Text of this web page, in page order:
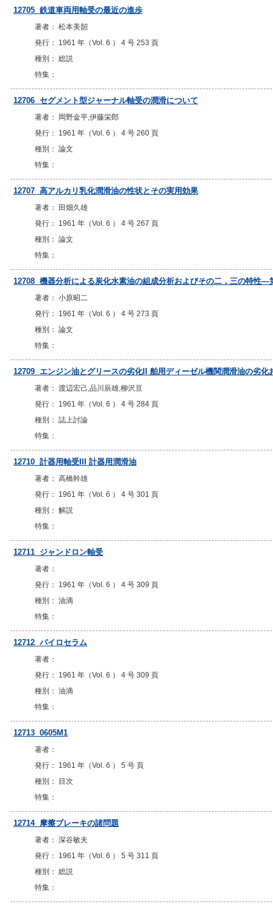
12705 鉄道車両用軸受の最近の進歩
著者： 松本美韶
発行： 1961 年（Vol. 6 ） 4 号 253 頁
種別： 総説
特集：
12706 セグメント型ジャーナル軸受の潤滑について
著者： 岡野金平,伊藤栄郎
発行： 1961 年（Vol. 6 ） 4 号 260 頁
種別： 論文
特集：
12707 高アルカリ乳化潤滑油の性状とその実用効果
著者： 田畑久雄
発行： 1961 年（Vol. 6 ） 4 号 267 頁
種別： 論文
特集：
12708 機器分析による炭化水素油の組成分析およびその二，三の特性
著者： 小原昭二
発行： 1961 年（Vol. 6 ） 4 号 273 頁
種別： 論文
特集：
12709 エンジン油とグリースの劣化II 舶用ディーゼル機関潤滑油の劣化
著者： 渡辺宏己,品川辰雄,柳沢亘
発行： 1961 年（Vol. 6 ） 4 号 284 頁
種別： 誌上討論
特集：
12710 計器用軸受III 計器用潤滑油
著者： 高橋幹雄
発行： 1961 年（Vol. 6 ） 4 号 301 頁
種別： 解説
特集：
12711 ジャンドロン軸受
著者：
発行： 1961 年（Vol. 6 ） 4 号 309 頁
種別： 油滴
特集：
12712 パイロセラム
著者：
発行： 1961 年（Vol. 6 ） 4 号 309 頁
種別： 油滴
特集：
12713 0605M1
著者：
発行： 1961 年（Vol. 6 ） 5 号 頁
種別： 目次
特集：
12714 摩擦ブレーキの諸問題
著者： 深谷敏夫
発行： 1961 年（Vol. 6 ） 5 号 311 頁
種別： 総説
特集：